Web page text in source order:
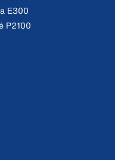
E300
P2100